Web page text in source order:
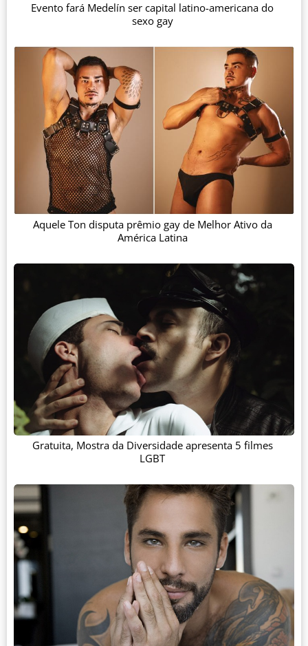
Evento fará Medelín ser capital latino-americana do
sexo gay
Aquele Ton disputa prêmio gay de Melhor Ativo da
América Latina
Gratuita, Mostra da Diversidade apresenta 5 filmes
LGBT